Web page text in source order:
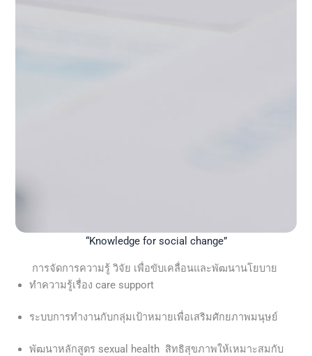
“Knowledge for social change”
การจัดการความรู้ วิจัย เพื่อขับเคลื่อนและพัฒนานโยบาย
ทำความรู้เรื่อง care support
ระบบการทำงานกับกลุ่มเป้าหมายเพื่อเสริมศักยภาพมนุษย์
พัฒนาหลักสูตร sexual health สิทธิสุขภาพให้เหมาะสมกับ